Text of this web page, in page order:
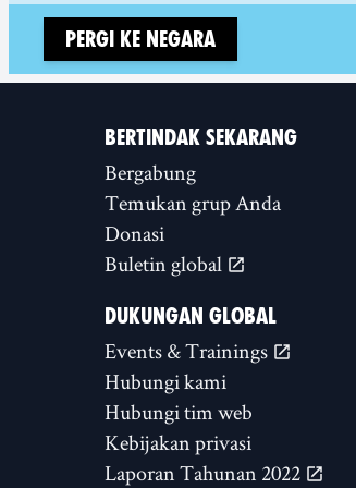
Pergi ke negara
BERTINDAK SEKARANG
Bergabung
Temukan grup Anda
Donasi
Buletin global
DUKUNGAN GLOBAL
Events & Trainings
Hubungi kami
Hubungi tim web
Kebijakan privasi
Laporan Tahunan 2022